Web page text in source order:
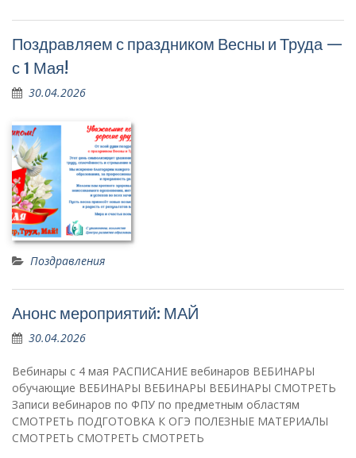
Поздравляем с праздником Весны и Труда —
с 1 Мая!
30.04.2026
Поздравления
Анонс мероприятий: МАЙ
30.04.2026
Вебинары с 4 мая РАСПИСАНИЕ вебинаров ВЕБИНАРЫ
обучающие ВЕБИНАРЫ ВЕБИНАРЫ ВЕБИНАРЫ СМОТРЕТЬ
Записи вебинаров по ФПУ по предметным областям
СМОТРЕТЬ ПОДГОТОВКА К ОГЭ ПОЛЕЗНЫЕ МАТЕРИАЛЫ
СМОТРЕТЬ СМОТРЕТЬ СМОТРЕТЬ